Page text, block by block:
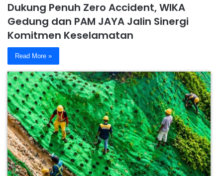
Dukung Penuh Zero Accident, WIKA
Gedung dan PAM JAYA Jalin Sinergi
Komitmen Keselamatan
Read More »